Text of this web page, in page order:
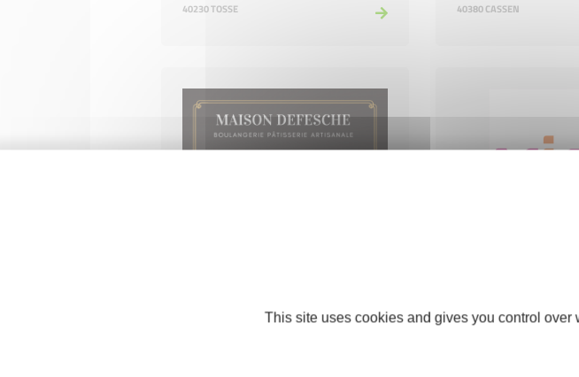
40230 TOSSE
40380 CASSEN
This site uses cookies and gives you control over